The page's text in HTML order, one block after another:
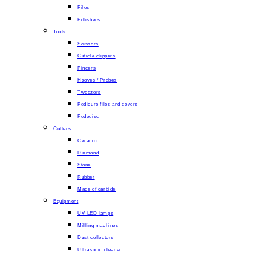
Files
Polishers
Tools
Scissors
Cuticle clippers
Pincers
Hooves / Probes
Tweezers
Pedicure files and covers
Pododisc
Cutters
Ceramic
Diamond
Stone
Rubber
Made of carbide
Equipment
UV-LED lamps
Milling machines
Dust collectors
Ultrasonic cleaner